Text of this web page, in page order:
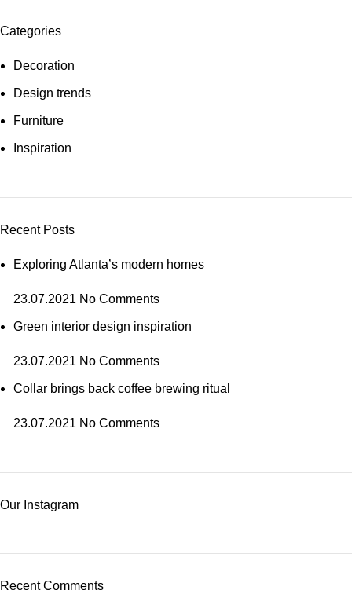
Categories
Decoration
Design trends
Furniture
Inspiration
Recent Posts
Exploring Atlanta’s modern homes
23.07.2021 No Comments
Green interior design inspiration
23.07.2021 No Comments
Collar brings back coffee brewing ritual
23.07.2021 No Comments
Our Instagram
Recent Comments